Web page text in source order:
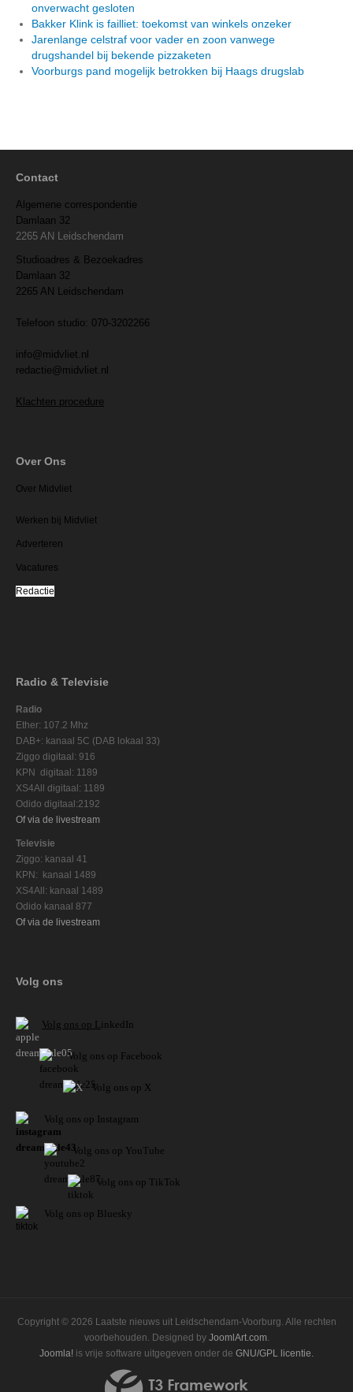
onverwacht gesloten
Bakker Klink is failliet: toekomst van winkels onzeker
Jarenlange celstraf voor vader en zoon vanwege
drugshandel bij bekende pizzaketen
Voorburgs pand mogelijk betrokken bij Haags drugslab
Contact
Algemene correspondentie
Damlaan 32
2265 AN Leidschendam
Studioadres & Bezoekadres
Damlaan 32
2265 AN Leidschendam
Telefoon studio: 070-3202266
info@midvliet.nl
redactie@midvliet.nl
Klachten procedure
Over Ons
Over Midvliet
Werken bij Midvliet
Adverteren
Vacatures
Redactie
Radio & Televisie
Radio
Ether: 107.2 Mhz
DAB+: kanaal 5C (DAB lokaal 33)
Ziggo digitaal: 916
KPN digitaal: 1189
XS4All digitaal: 1189
Odido digitaal:2192
Of via de livestream
Televisie
Ziggo: kanaal 41
KPN: kanaal 1489
XS4All: kanaal 1489
Odido kanaal 877
Of via de livestream
Volg ons
Volg ons op L inkedIn
Volg ons op Facebook
Volg ons op X
Volg ons op Instagram
Volg ons op YouTube
Volg ons op TikTok
Volg ons op Bluesky
Copyright © 2026 Laatste nieuws uit Leidschendam-Voorburg. Alle rechten
voorbehouden. Designed by JoomlArt.com.
Joomla! is vrije software uitgegeven onder de GNU/GPL licentie.